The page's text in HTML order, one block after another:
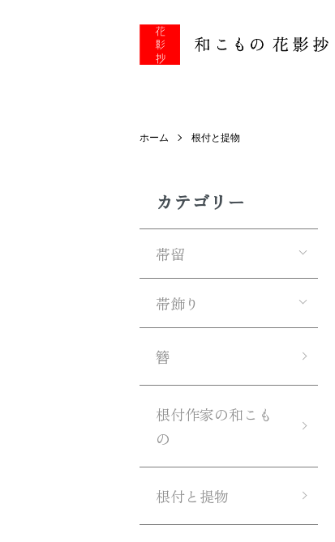
ホーム 根付と提物
カテゴリー
帯留
帯飾り
簪
根付作家の和こも
の
根付と提物